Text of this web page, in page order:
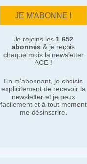
Je rejoins les 1 652
abonnés & je reçois
chaque mois la newsletter
ACE !
En m’abonnant, je choisis
explicitement de recevoir la
newsletter et je peux
facilement et à tout moment
me désinscrire.